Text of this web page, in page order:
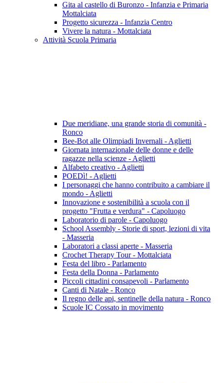
Gita al castello di Buronzo - Infanzia e Primaria
Mottalciata
Progetto sicurezza - Infanzia Centro
Vivere la natura - Mottalciata
Attività Scuola Primaria
Due meridiane, una grande storia di comunità -
Ronco
Bee-Bot alle Olimpiadi Invernali - Aglietti
Giornata internazionale delle donne e delle
ragazze nella scienze - Aglietti
Alfabeto creativo - Aglietti
POEDì! - Aglietti
I personaggi che hanno contribuito a cambiare il
mondo - Aglietti
Innovazione e sostenibilità a scuola con il
progetto "Frutta e verdura" - Capoluogo
Laboratorio di parole - Capoluogo
School Assembly - Storie di sport, lezioni di vita
- Masseria
Laboratori a classi aperte - Masseria
Crochet Therapy Tour - Mottalciata
Festa del libro - Parlamento
Festa della Donna - Parlamento
Piccoli cittadini consapevoli - Parlamento
Canti di Natale - Ronco
Il regno delle api, sentinelle della natura - Ronco
Scuole IC Cossato in movimento